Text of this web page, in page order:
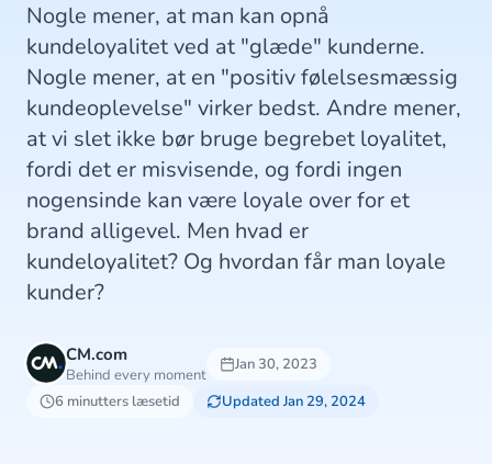
Nogle mener, at man kan opnå
kundeloyalitet ved at "glæde" kunderne.
Nogle mener, at en "positiv følelsesmæssig
kundeoplevelse" virker bedst. Andre mener,
at vi slet ikke bør bruge begrebet loyalitet,
fordi det er misvisende, og fordi ingen
nogensinde kan være loyale over for et
brand alligevel. Men hvad er
kundeloyalitet? Og hvordan får man loyale
kunder?
CM.com
Behind every moment
Jan 30, 2023
6 minutters læsetid
Updated Jan 29, 2024